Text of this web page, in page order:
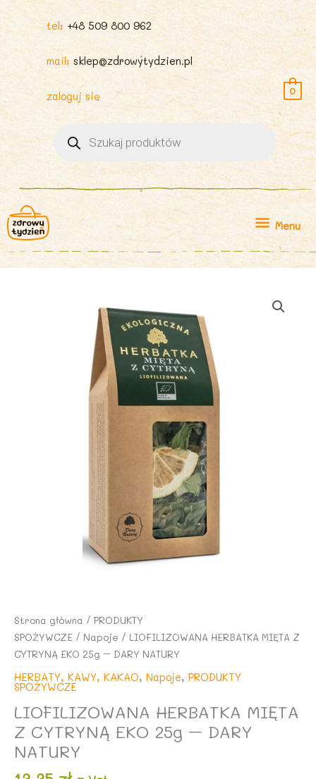
tel: +48 509 800 962
mail: sklep@zdrowytydzien.pl
zaloguj się
produktów
0
Menu
Menu
Strona główna / PRODUKTY
SPOŻYWCZE / Napoje / LIOFILIZOWANA HERBATKA MIĘTA Z
CYTRYNĄ EKO 25g – DARY NATURY
HERBATY, KAWY, KAKAO, Napoje, PRODUKTY
SPOŻYWCZE
LIOFILIZOWANA HERBATKA MIĘTA
Z CYTRYNĄ EKO 25g – DARY
NATURY